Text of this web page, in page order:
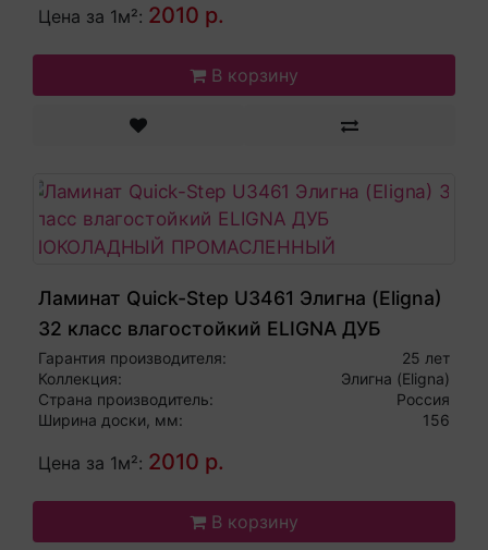
Цена за 1м²: 2010 р.
В корзину
Ламинат Quick-Step U3461 Элигна (Eligna)
32 класс влагостойкий ELIGNA ДУБ
ШОКОЛАДНЫЙ ПРОМАСЛЕННЫЙ
Гарантия производителя:
25 лет
Коллекция:
Элигна (Eligna)
Страна производитель:
Россия
Ширина доски, мм:
156
Цена за 1м²: 2010 р.
В корзину